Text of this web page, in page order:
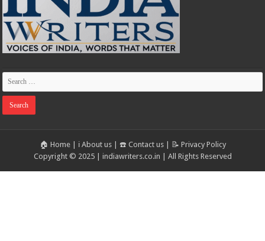
🏠 Home| ℹ️ About us| ☎️ Contact us| 📝 Privacy Policy
Copyright © 2025 | indiawriters.co.in | All Rights Reserved